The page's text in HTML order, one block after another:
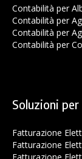
Contabilità per
Contabilità per
Contabilità per
Contabilità per
Soluzioni
Fatturazione
Fatturazione
Fatturazione